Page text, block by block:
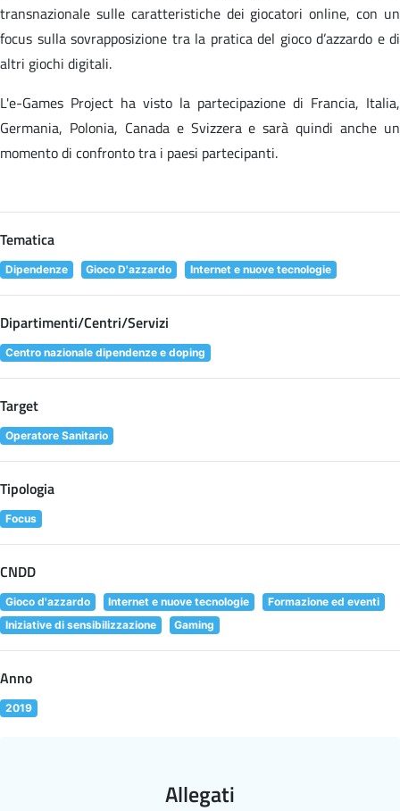
transnazionale sulle caratteristiche dei giocatori online, con un
focus sulla sovrapposizione tra la pratica del gioco d’azzardo e di
altri giochi digitali.
L'e-Games Project ha visto la partecipazione di Francia, Italia,
Germania, Polonia, Canada e Svizzera e sarà quindi anche un
momento di confronto tra i paesi partecipanti.
Tematica
Dipendenze Gioco D'azzardo Internet e nuove tecnologie
Dipartimenti/Centri/Servizi
Centro nazionale dipendenze e doping
Target
Operatore Sanitario
Tipologia
Focus
CNDD
Gioco d'azzardo Internet e nuove tecnologie
Formazione ed eventi
Iniziative di sensibilizzazione
Gaming
Anno
2019
Allegati